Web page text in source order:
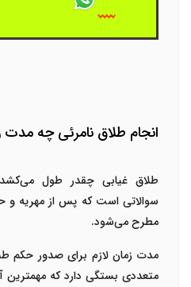
انجام طلاق نامرئی چه مدت
طلاق غیابی چقدر طول می‌کشد
سوالاتی است که پس از مهریه و
مطرح می‌شود.
مدت زمان لازم برای صدور حکم
متعددی بستگی دارد که